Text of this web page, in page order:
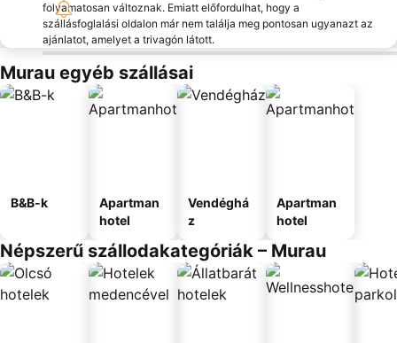
folyamatosan változnak. Emiatt előfordulhat, hogy a
szállásfoglalási oldalon már nem találja meg pontosan ugyanazt az
ajánlatot, amelyet a trivagón látott.
Murau egyéb szállásai
B&B-k
Apartman
hotel
Vendéghá
z
Apartman
hotel
Népszerű szállodakategóriák – Murau